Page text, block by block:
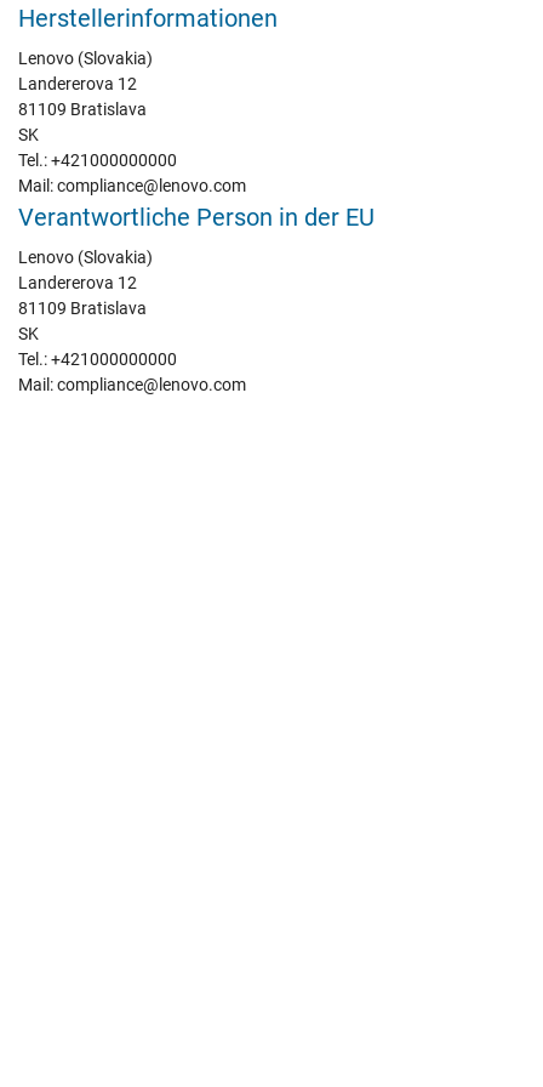
Herstellerinformationen
Lenovo (Slovakia)
Landererova 12
81109 Bratislava
SK
Tel.: +421000000000
Mail: compliance@lenovo.com
Verantwortliche Person in der EU
Lenovo (Slovakia)
Landererova 12
81109 Bratislava
SK
Tel.: +421000000000
Mail: compliance@lenovo.com